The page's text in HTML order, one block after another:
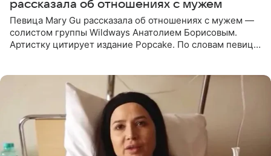
рассказала об отношениях с мужем
Певица Mary Gu рассказала об отношениях с мужем —
солистом группы Wildways Анатолием Борисовым.
Артистку цитирует издание Popcake. По словам певицы,